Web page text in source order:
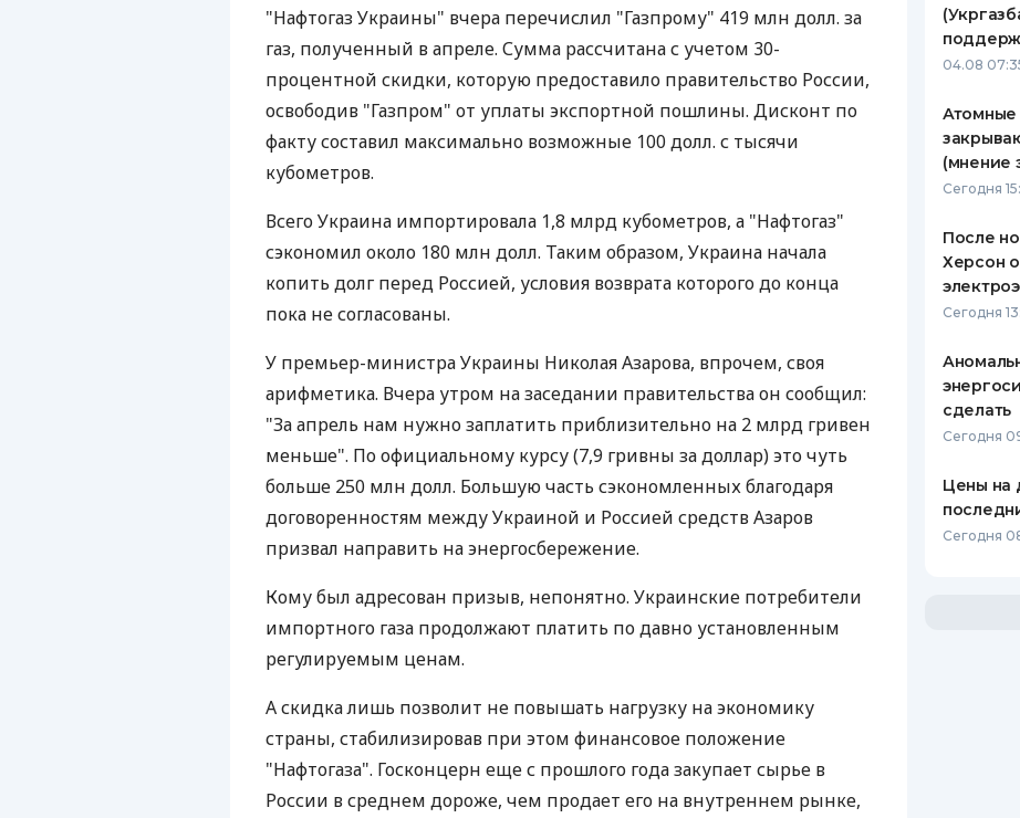
КЕШБЭКА
БАНКОВСКИМ КАРТАМ
ОТЗЫВЫ О
ДОСТАВКА
КОНТАКТЫ
"Нафтогаз Украины" вчера перечислил "Газпрому" 419 млн долл. за
газ, полученный в апреле. Сумма рассчитана с учетом 30-
процентной скидки, которую предоставило правительство России,
освободив "Газпром" от уплаты экспортной пошлины. Дисконт по
факту составил максимально возможные 100 долл. с тысячи
кубометров.
Всего Украина импортировала 1,8 млрд кубометров, а "Нафтогаз"
сэкономил около 180 млн долл. Таким образом, Украина начала
копить долг перед Россией, условия возврата которого до конца
пока не согласованы.
У премьер-министра Украины Николая Азарова, впрочем, своя
арифметика. Вчера утром на заседании правительства он сообщил:
"За апрель нам нужно заплатить приблизительно на 2 млрд гривен
меньше". По официальному курсу (7,9 гривны за доллар) это чуть
больше 250 млн долл. Большую часть сэкономленных благодаря
договоренностям между Украиной и Россией средств Азаров
призвал направить на энергосбережение.
Кому был адресован призыв, непонятно. Украинские потребители
импортного газа продолжают платить по давно установленным
регулируемым ценам.
А скидка лишь позволит не повышать нагрузку на экономику
страны, стабилизировав при этом финансовое положение
"Нафтогаза". Госконцерн еще с прошлого года закупает сырье в
России в среднем дороже, чем продает его на внутреннем рынке,
04.08
Атомные
(мнение
Сегодня
После
Херсон
Сегодня
сделать
Сегодня
Цены на
Сегодня